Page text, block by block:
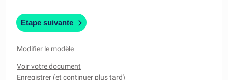
Etape suivante
Modifier le modèle
Voir votre document